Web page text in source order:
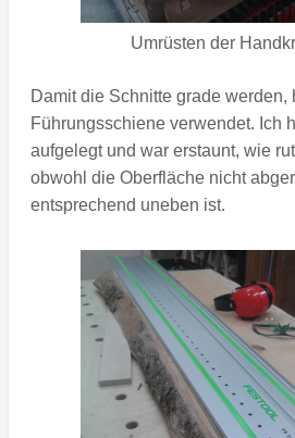
Umrüsten der
Damit die Schnitte grade werden,
Führungsschiene verwendet. Ich
aufgelegt und war erstaunt, wie
obwohl die Oberfläche nicht
entsprechend uneben ist.